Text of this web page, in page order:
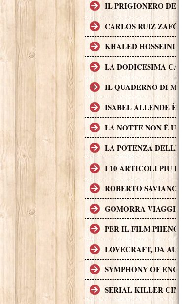
IL PRIGIONERO DEL
CARLOS RUIZ
KHALED HOSSEINI
LA DODICESIMA
IL QUADERNO DI
ISABEL ALLENDE È
LA NOTTE NON È UN
LA POTENZA DELLE
I 10 ARTICOLI PIU
ROBERTO SAVIANO,
GOMORRA VIAGGIO
PER IL FILM
LOVECRAFT, DA
SYMPHONY OF
SERIAL KILLER